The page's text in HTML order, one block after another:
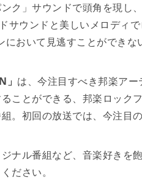
ク」サウンドで頭角を現し
サウンドと美しいメロディ
において見逃すことができ
」 は、今注目すべき邦楽ア
ことができる、邦楽ロック
。初回の放送では、今注目の
ナル番組など、音楽好きを
ださい。